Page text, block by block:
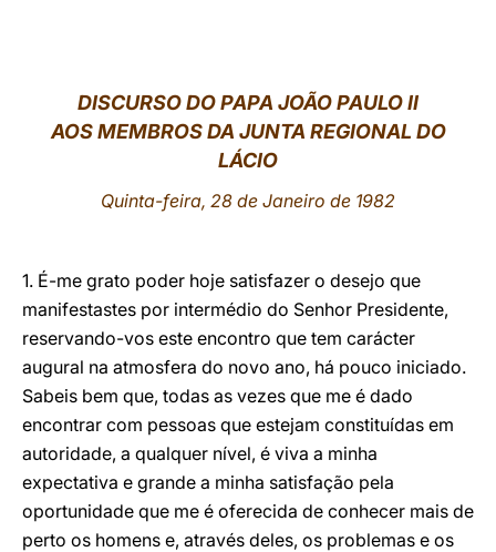
中文
DISCURSO DO PAPA JOÃO PAULO II
AOS MEMBROS DA JUNTA REGIONAL DO
LÁCIO
Quinta-feira, 28 de Janeiro de 1982
1. É-me grato poder hoje satisfazer o desejo que
manifestastes por intermédio do Senhor Presidente,
reservando-vos este encontro que tem carácter
augural na atmosfera do novo ano, há pouco iniciado.
Sabeis bem que, todas as vezes que me é dado
encontrar com pessoas que estejam constituídas em
autoridade, a qualquer nível, é viva a minha
expectativa e grande a minha satisfação pela
oportunidade que me é oferecida de conhecer mais de
perto os homens e, através deles, os problemas e os